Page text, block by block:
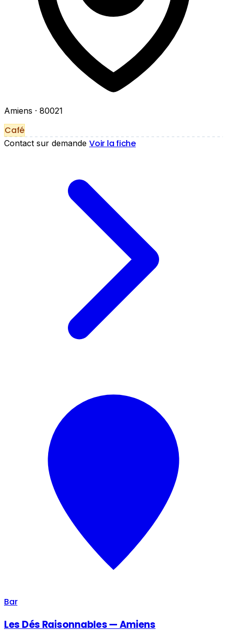
Amiens · 80021
Café
Contact sur demande Voir la fiche
Bar
Les Dés Raisonnables — Amiens